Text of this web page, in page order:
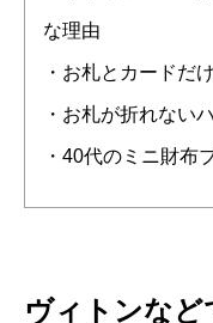
な理由
・お札とカードだ
・お札が折れない
・40代のミニ財布
ヴィトンな